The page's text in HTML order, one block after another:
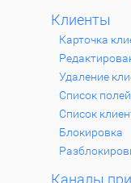
Клиенты
Карточка
Удаление
Список
Список
Блокировка
Каналы